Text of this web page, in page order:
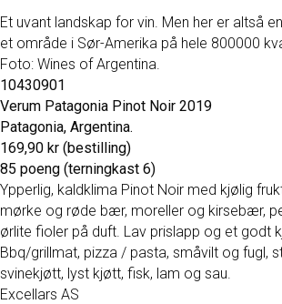
Et uvant landskap for vin. Men her er altså
et område i Sør-Amerika på hele 800000
Foto: Wines of Argentina.
10430901
Verum Patagonia Pinot Noir 2019
Patagonia, Argentina.
169,90 kr (bestilling)
85 poeng (terningkast 6)
Ypperlig, kaldklima Pinot Noir med kjølig
mørke og røde bær, moreller og kirsebær,
ørlite fioler på duft. Lav prislapp og et godt
Bbq/grillmat, pizza / pasta, småvilt og fugl,
svinekjøtt, lyst kjøtt, fisk, lam og sau.
Excellars AS